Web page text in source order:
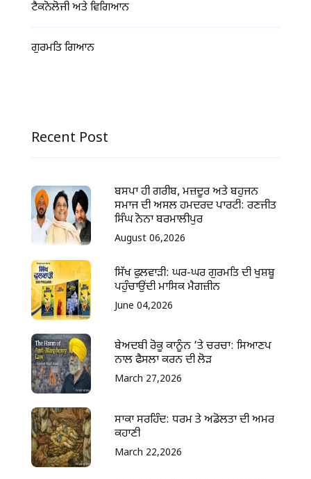
ਟੈਕਨੋਲੋਜੀ ਅਤੇ ਵਿਗਿਆਨ
ਗੁਰਮਤਿ ਗਿਆਨ
Recent Post
ਬਸਪਾ ਹੀ ਗਰੀਬ, ਮਜ਼ਦੂਰ ਅਤੇ ਬਹੁਜਨ
ਸਮਾਜ ਦੀ ਅਸਲ ਹਮਦਰਦ ਪਾਰਟੀ: ਰਣਜੀਤ
ਸਿੰਘ ਨੋਨਾ ਬਰਮਾਲੀਪੁਰ
August 06,2026
ਸਿੱਖ ਫੁਲਵਾੜੀ: ਘਰ-ਘਰ ਗੁਰਮਤਿ ਦੀ ਖੁਸ਼ਬੂ
ਪਹੁੰਚਾਉਂਦੀ ਮਾਸਿਕ ਮੈਗਜ਼ੀਨ
June 04,2026
ਬੇਅਦਬੀ ਰੋਕੂ ਕਾਨੂੰਨ ‘ਤੇ ਚਰਚਾ: ਸਿਆਣਪ
ਨਾਲ ਫੈਸਲਾ ਕਰਨ ਦੀ ਲੋੜ
March 27,2026
ਸਾਕਾ ਸਰਹਿੰਦ: ਧਰਮ ਤੇ ਅਡੋਲਤਾ ਦੀ ਅਮਰ
ਕਹਾਣੀ
March 22,2026